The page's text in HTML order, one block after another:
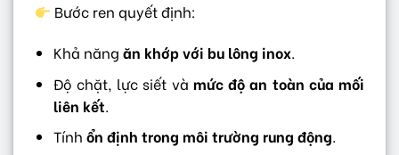
Bước ren quyết định:
Khả năng ăn khớp với bu lông inox.
Độ chặt, lực siết và mức độ an toàn của mối
liên kết.
Tính ổn định trong môi trường rung động.